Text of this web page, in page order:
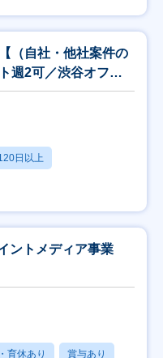
（自社・他社案件の
週2可／渋谷オフィ
日以上
ントメディア事業
育休あり 賞与あり